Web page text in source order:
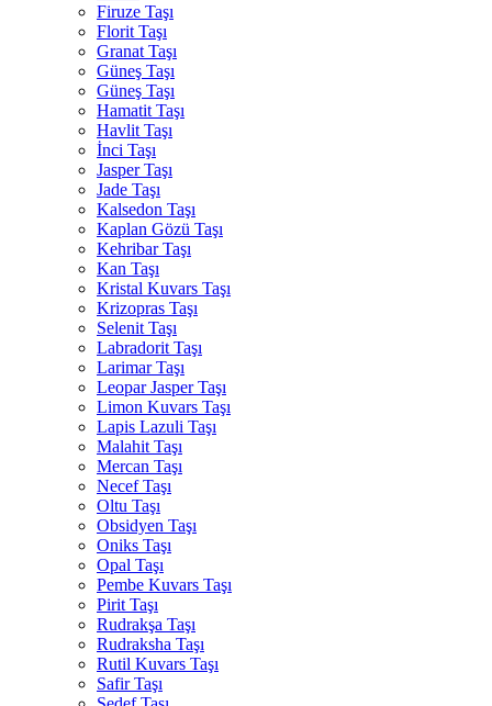
Firuze Taşı
Florit Taşı
Granat Taşı
Güneş Taşı
Güneş Taşı
Hamatit Taşı
Havlit Taşı
İnci Taşı
Jasper Taşı
Jade Taşı
Kalsedon Taşı
Kaplan Gözü Taşı
Kehribar Taşı
Kan Taşı
Kristal Kuvars Taşı
Krizopras Taşı
Selenit Taşı
Labradorit Taşı
Larimar Taşı
Leopar Jasper Taşı
Limon Kuvars Taşı
Lapis Lazuli Taşı
Malahit Taşı
Mercan Taşı
Necef Taşı
Oltu Taşı
Obsidyen Taşı
Oniks Taşı
Opal Taşı
Pembe Kuvars Taşı
Pirit Taşı
Rudrakşa Taşı
Rudraksha Taşı
Rutil Kuvars Taşı
Safir Taşı